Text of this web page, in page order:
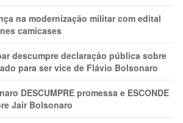
na modernização militar com edital
camicases
descumpre declaração pública sobre
para ser vice de Flávio Bolsonaro
DESCUMPRE promessa e ESCONDE
Jair Bolsonaro